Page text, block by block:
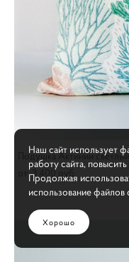
Подушка Актинии светлый
от 3 400 pуб.
Наш сайт использует
работу сайта,
Продолжая
использование файлов
Хорошо